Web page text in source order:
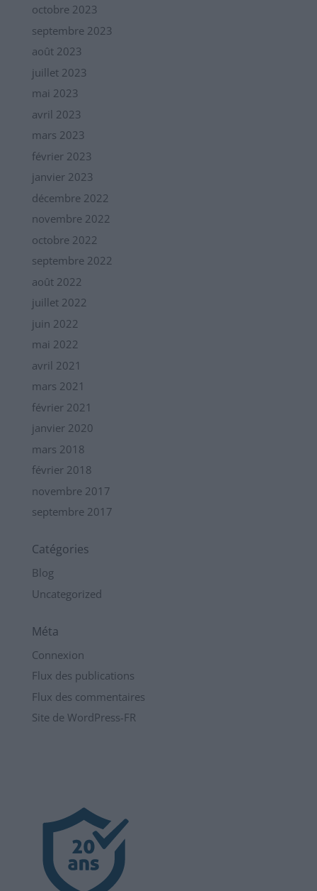
octobre 2023
septembre 2023
août 2023
juillet 2023
mai 2023
avril 2023
mars 2023
février 2023
janvier 2023
décembre 2022
novembre 2022
octobre 2022
septembre 2022
août 2022
juillet 2022
juin 2022
mai 2022
avril 2021
mars 2021
février 2021
janvier 2020
mars 2018
février 2018
novembre 2017
septembre 2017
Catégories
Blog
Uncategorized
Méta
Connexion
Flux des publications
Flux des commentaires
Site de WordPress-FR